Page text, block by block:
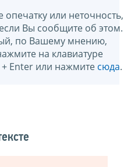
опечатку или неточность,
Вы сообщите об этом.
по Вашему мнению,
на клавиатуре
Enter или нажмите сюда.